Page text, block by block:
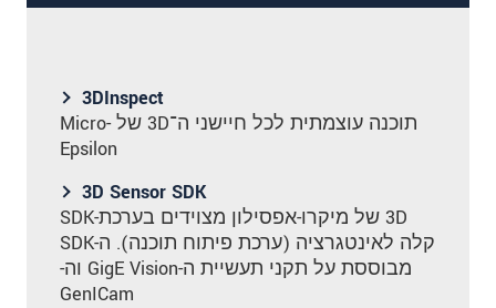
3DInspect
תוכנה עוצמתית לכל חיישני ה־3D של Micro-
Epsilon
3D Sensor SDK
‎3D של מיקרו-אפסילון מצוידים בערכת-SDK
קלה לאינטגרציה (ערכת פיתוח תוכנה). ה-SDK
מבוססת על תקני תעשיית ה-GigE Vision וה-
GenICam